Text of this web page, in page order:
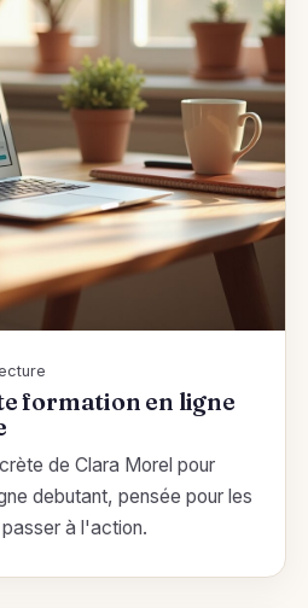
formation en ligne
de Clara Morel pour
debutant, pensée pour les
à l'action.